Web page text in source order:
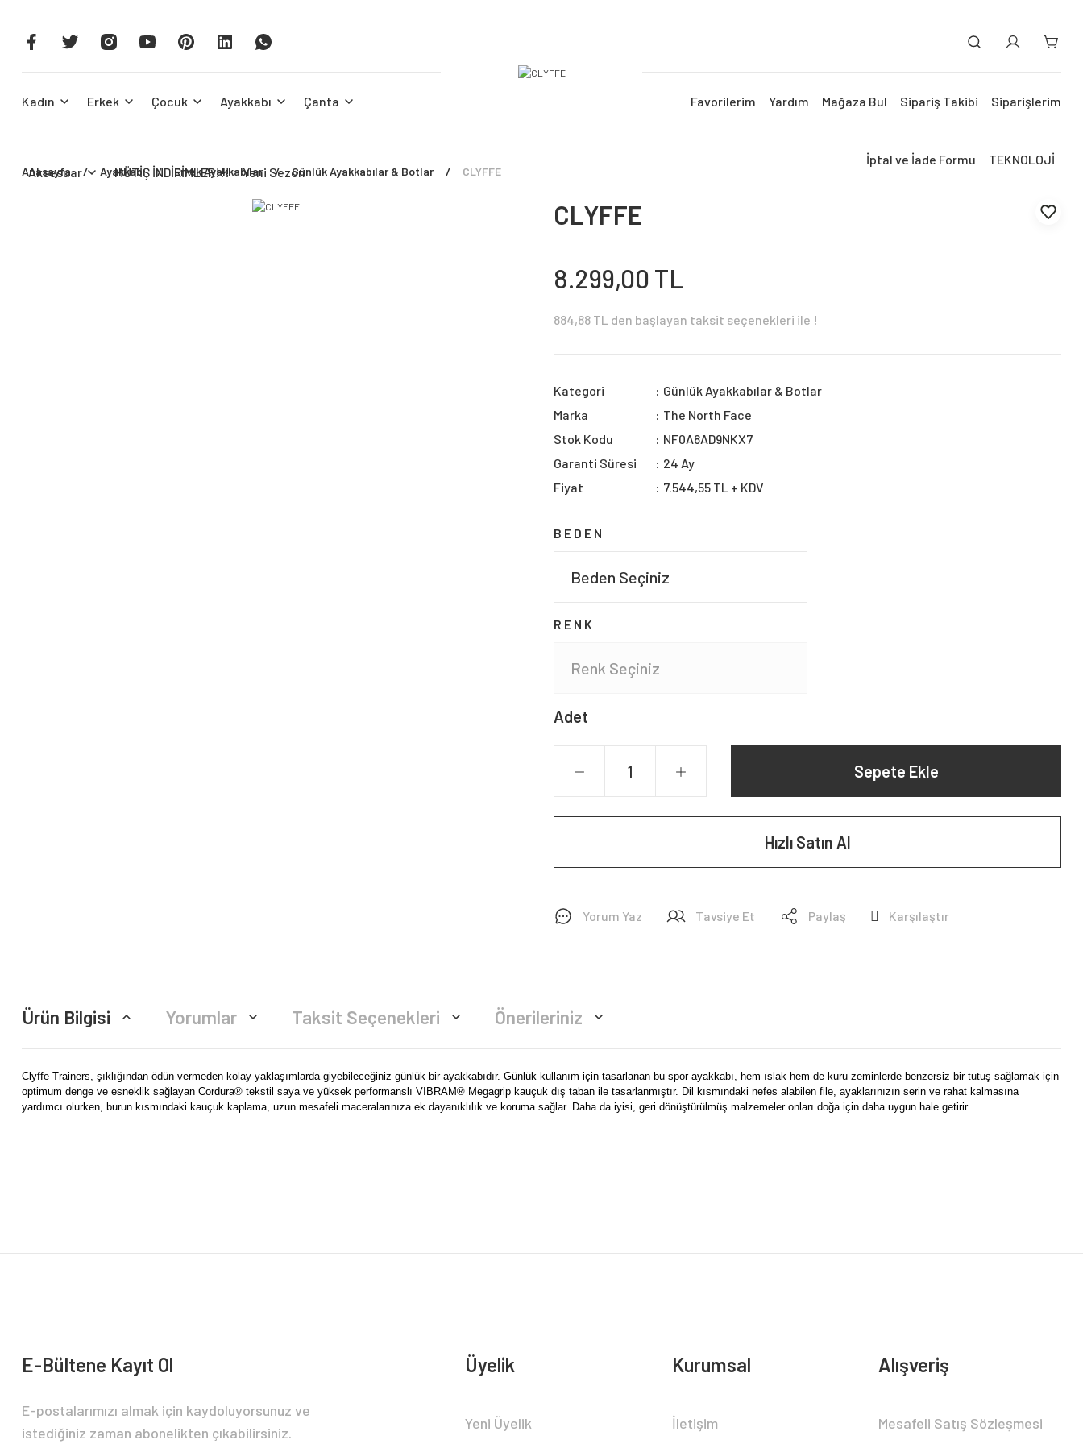
Kadın Erkek Çocuk Ayakkabı Çanta
Aksesuar MÜTİŞ İNDİRİMLER!!! Yeni Sezon
Siparişlerim
Sipariş Takibi
Mağaza Bul
Yardım
Favorilerim
TEKNOLOJİ
İptal ve İade Formu
Anasayfa Ayakkabı Erkek Ayakkabılar Günlük Ayakkabılar & Botlar CLYFFE
CLYFFE
8.299,00 TL
884,88 TL den başlayan taksit seçenekleri ile !
Kategori
Günlük Ayakkabılar & Botlar
Marka
The North Face
Stok Kodu
NF0A8AD9NKX7
Garanti Süresi
24 Ay
Fiyat
7.544,55 TL + KDV
BEDEN
RENK
Adet
Sepete Ekle
Hızlı Satın Al
Yorum Yaz Tavsiye Et Paylaş Karşılaştır
Ürün Bilgisi Yorumlar Taksit Seçenekleri Önerileriniz
Clyffe Trainers, şıklığından ödün vermeden kolay yaklaşımlarda giyebileceğiniz günlük bir ayakkabıdır. Günlük kullanım için tasarlanan bu spor ayakkabı, hem ıslak hem de kuru zeminlerde benzersiz bir tutuş sağlamak için
optimum denge ve esneklik sağlayan Cordura® tekstil saya ve yüksek performanslı VIBRAM® Megagrip kauçuk dış taban ile tasarlanmıştır. Dil kısmındaki nefes alabilen file, ayaklarınızın serin ve rahat kalmasına
yardımcı olurken, burun kısmındaki kauçuk kaplama, uzun mesafeli maceralarınıza ek dayanıklılık ve koruma sağlar. Daha da iyisi, geri dönüştürülmüş malzemeler onları doğa için daha uygun hale getirir.
E-Bültene Kayıt Ol
E-postalarımızı almak için kaydoluyorsunuz ve
istediğiniz zaman abonelikten çıkabilirsiniz.
Üyelik
Yeni Üyelik
Kurumsal
İletişim
Alışveriş
Mesafeli Satış Sözleşmesi